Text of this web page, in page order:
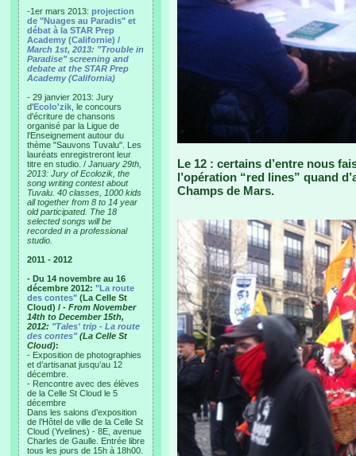
-1er mars 2013: projection
de "Nuages au Paradis" et
débat à la STAR Prep
Academy (Californie) /
March 1st, 2013: "Trouble in
Paradise" screening and
debate at the STAR Prep
Academy (California)
- 29 janvier 2013: Jury
d'Ecolo'zik , le concours
d'écriture de chansons
organisé par la Ligue de
l'Enseignement autour du
thème "Sauvons Tuvalu". Les
lauréats enregistreront leur
titre en studio. / January 29th,
2013: Jury of Ecolozik, the
song writing contest about
Tuvalu. 40 classes, 1000 kids
all together from 8 to 14 year
old participated. The 18
selected songs will be
recorded in a professional
studio.
2011 - 2012
- Du 14 novembre au 16
décembre 2012: "La route
des contes" (La Celle St
Cloud) / - From November
14th to December 15th,
2012: "Tales' trip - La route
des contes"(La Celle St
Cloud):
- Exposition de photographies
et d’artisanat jusqu’au 12
décembre.
- Rencontre avec des élèves
de la Celle St Cloud le 5
décembre
Dans les salons d’exposition
de l’Hôtel de ville de la Celle St
Cloud (Yvelines) - 8E, avenue
Charles de Gaulle. Entrée libre
tous les jours de 15h à 18h00.
Le 12 : certains d’entre nous
l’opération “red lines” quand
Champs de Mars.